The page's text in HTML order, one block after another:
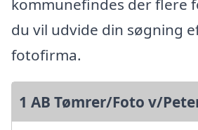
du vil udvide din søgning
fotofirma.
1 AB Tømrer/Foto v/